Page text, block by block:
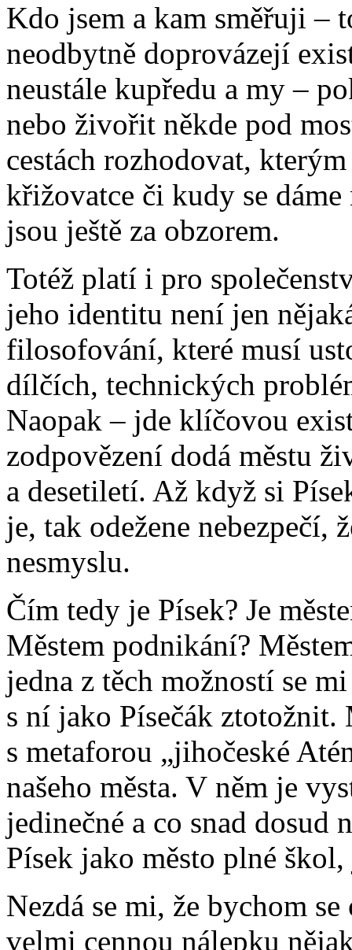
Kdo jsem a kam směřuji –
neodbytně doprovázejí
neustále kupředu a my –
nebo živořit někde pod
cestách rozhodovat,
křižovatce či kudy se
jsou ještě za obzorem.
Totéž platí i pro
jeho identitu není jen
filosofování, které musí
dílčích, technických
Naopak – jde klíčovou
zodpovězení dodá městu
a desetiletí. Až když si
je, tak odežene nebezpečí,
nesmyslu.
Čím tedy je Písek? Je
Městem podnikání?
jedna z těch možností se
s ní jako Písečák ztotožnit.
s metaforou „jihočeské
našeho města. V něm je
jedinečné a co snad
Písek jako město plné
Nezdá se mi, že bychom
velmi cennou nálepku